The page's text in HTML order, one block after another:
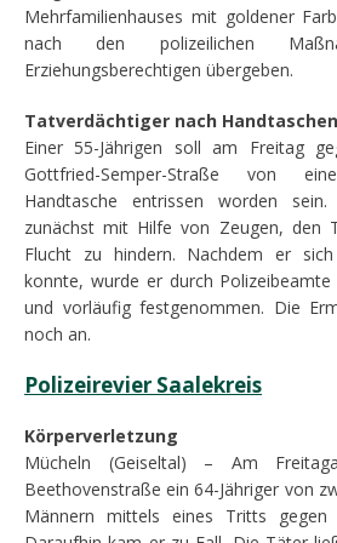
Mehrfamilienhauses mit goldener
nach den polizeilichen
Erziehungsberechtigen übergeben.
Tatverdächtiger nach
Einer 55-Jährigen soll am Freitag
Gottfried-Semper-Straße von
Handtasche entrissen worden
zunächst mit Hilfe von Zeugen, den
Flucht zu hindern. Nachdem er
konnte, wurde er durch
und vorläufig festgenommen. Die
noch an.
Polizeirevier Saalekreis
Körperverletzung
Mücheln (Geiseltal) – Am
Beethovenstraße ein 64-Jähriger von
Männern mittels eines Tritts gegen